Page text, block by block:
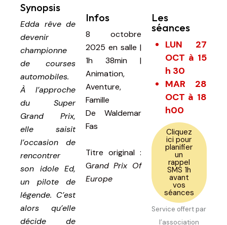
Synopsis
Edda rêve de
devenir
championne
de courses
automobiles.
À l’approche
du Super
Grand Prix,
elle saisit
l’occasion de
rencontrer
son idole Ed,
un pilote de
légende. C’est
alors qu’elle
décide de
Infos
8 octobre
2025en salle |
1h 38min |
Animation,
Aventure,
Famille
De Waldemar
Fas
Titre original :
Grand Prix Of
Europe
Les
séances
LUN 27
OCT à 15
h 30
MAR 28
OCT à 18
h00
Cliquez
ici pour
planifier
un
rappel
SMS 1h
avant
vos
séances
Service offert par
l’association